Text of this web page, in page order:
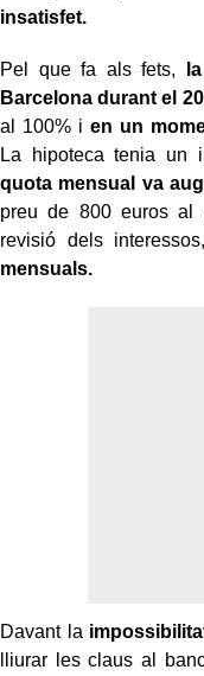
insatisfet.
Pel que fa als fets,
Barcelona durant el
al 100% ien un
La hipoteca tenia un
quota mensual va
preu de 800 euros al
revisió dels
mensuals.
Davant la
lliurar les claus al